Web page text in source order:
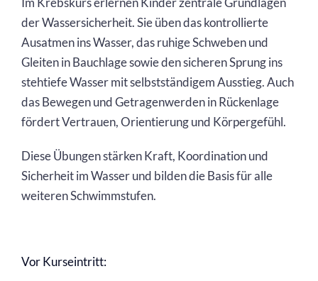
der Wassersicherheit. Sie üben das kontrollierte
Ausatmen ins Wasser, das ruhige Schweben und
Gleiten in Bauchlage sowie den sicheren Sprung ins
stehtiefe Wasser mit selbstständigem Ausstieg. Auch
das Bewegen und Getragenwerden in Rückenlage
fördert Vertrauen, Orientierung und Körpergefühl.
Diese Übungen stärken Kraft, Koordination und
Sicherheit im Wasser und bilden die Basis für alle
weiteren Schwimmstufen.
Vor Kurseintritt: